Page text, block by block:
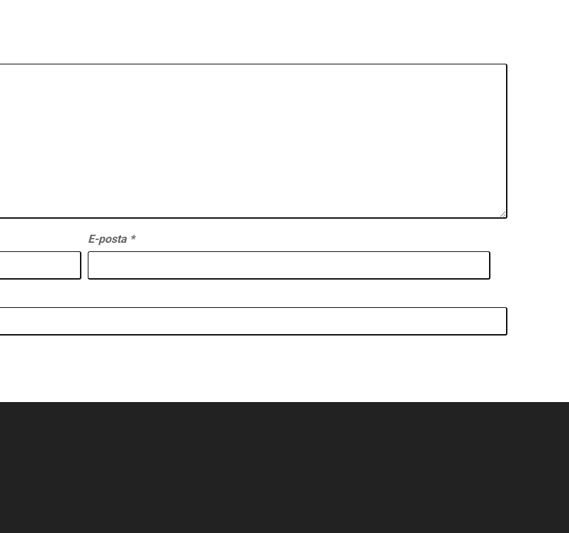
E-posta *